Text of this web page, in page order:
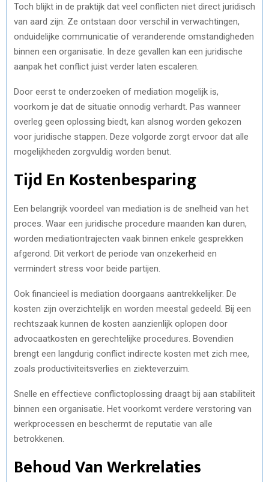
Toch blijkt in de praktijk dat veel conflicten niet direct juridisch
van aard zijn. Ze ontstaan door verschil in verwachtingen,
onduidelijke communicatie of veranderende omstandigheden
binnen een organisatie. In deze gevallen kan een juridische
aanpak het conflict juist verder laten escaleren.
Door eerst te onderzoeken of mediation mogelijk is,
voorkom je dat de situatie onnodig verhardt. Pas wanneer
overleg geen oplossing biedt, kan alsnog worden gekozen
voor juridische stappen. Deze volgorde zorgt ervoor dat alle
mogelijkheden zorgvuldig worden benut.
Tijd En Kostenbesparing
Een belangrijk voordeel van mediation is de snelheid van het
proces. Waar een juridische procedure maanden kan duren,
worden mediationtrajecten vaak binnen enkele gesprekken
afgerond. Dit verkort de periode van onzekerheid en
vermindert stress voor beide partijen.
Ook financieel is mediation doorgaans aantrekkelijker. De
kosten zijn overzichtelijk en worden meestal gedeeld. Bij een
rechtszaak kunnen de kosten aanzienlijk oplopen door
advocaatkosten en gerechtelijke procedures. Bovendien
brengt een langdurig conflict indirecte kosten met zich mee,
zoals productiviteitsverlies en ziekteverzuim.
Snelle en effectieve conflictoplossing draagt bij aan stabiliteit
binnen een organisatie. Het voorkomt verdere verstoring van
werkprocessen en beschermt de reputatie van alle
betrokkenen.
Behoud Van Werkrelaties